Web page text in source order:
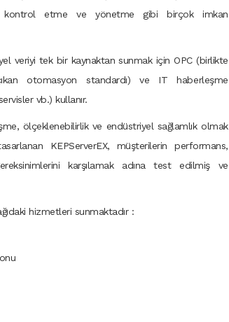
kontrol etme ve yönetme gibi birçok imkan
veriyi tek bir kaynaktan sunmak için OPC (birlikte
otomasyon standardı) ve IT haberleşme
vb.) kullanır.
ölçeklenebilirlik ve endüstriyel sağlamlık olmak
KEPServerEX, müşterilerin performans,
karşılamak adına test edilmiş ve
hizmetleri sunmaktadır :